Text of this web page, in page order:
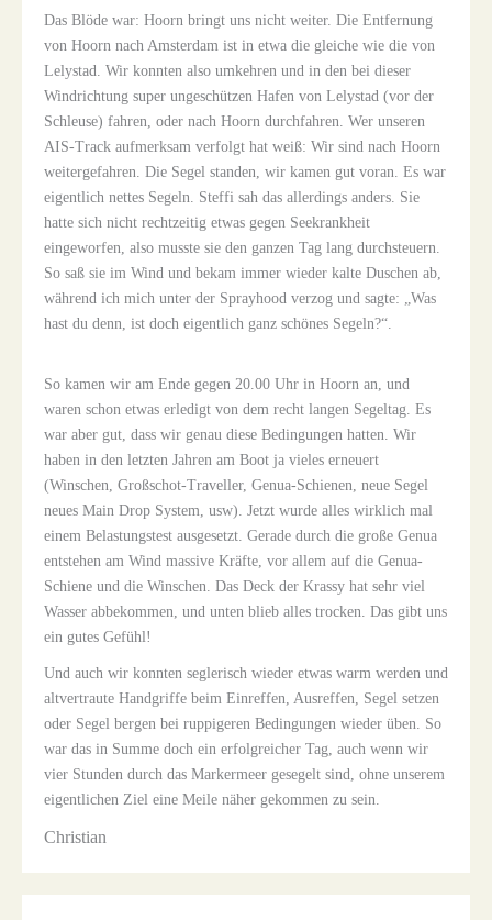
Das Blöde war: Hoorn bringt uns nicht weiter. Die Entfernung
von Hoorn nach Amsterdam ist in etwa die gleiche wie die von
Lelystad. Wir konnten also umkehren und in den bei dieser
Windrichtung super ungeschützen Hafen von Lelystad (vor der
Schleuse) fahren, oder nach Hoorn durchfahren. Wer unseren
AIS-Track aufmerksam verfolgt hat weiß: Wir sind nach Hoorn
weitergefahren. Die Segel standen, wir kamen gut voran. Es war
eigentlich nettes Segeln. Steffi sah das allerdings anders. Sie
hatte sich nicht rechtzeitig etwas gegen Seekrankheit
eingeworfen, also musste sie den ganzen Tag lang durchsteuern.
So saß sie im Wind und bekam immer wieder kalte Duschen ab,
während ich mich unter der Sprayhood verzog und sagte: „Was
hast du denn, ist doch eigentlich ganz schönes Segeln?“.
So kamen wir am Ende gegen 20.00 Uhr in Hoorn an, und
waren schon etwas erledigt von dem recht langen Segeltag. Es
war aber gut, dass wir genau diese Bedingungen hatten. Wir
haben in den letzten Jahren am Boot ja vieles erneuert
(Winschen, Großschot-Traveller, Genua-Schienen, neue Segel
neues Main Drop System, usw). Jetzt wurde alles wirklich mal
einem Belastungstest ausgesetzt. Gerade durch die große Genua
entstehen am Wind massive Kräfte, vor allem auf die Genua-
Schiene und die Winschen. Das Deck der Krassy hat sehr viel
Wasser abbekommen, und unten blieb alles trocken. Das gibt uns
ein gutes Gefühl!
Und auch wir konnten seglerisch wieder etwas warm werden und
altvertraute Handgriffe beim Einreffen, Ausreffen, Segel setzen
oder Segel bergen bei ruppigeren Bedingungen wieder üben. So
war das in Summe doch ein erfolgreicher Tag, auch wenn wir
vier Stunden durch das Markermeer gesegelt sind, ohne unserem
eigentlichen Ziel eine Meile näher gekommen zu sein.
Christian